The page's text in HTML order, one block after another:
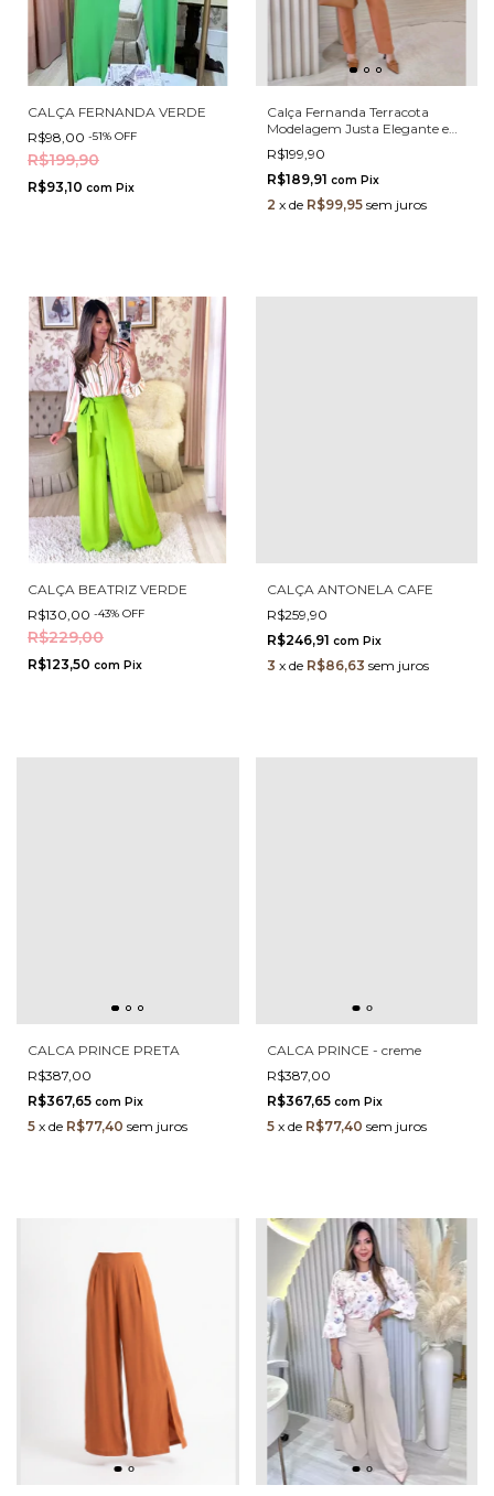
CALÇA FERNANDA VERDE
R$98,00 -51% OFF
R$199,90
R$93,10 com Pix
Calça Fernanda Terracota
Modelagem Justa Elegante e
Moderna
R$199,90
R$189,91 com Pix
2 x de R$99,95 sem juros
CALÇA BEATRIZ VERDE
R$130,00 -43% OFF
R$229,00
R$123,50 com Pix
CALÇA ANTONELA CAFE
R$259,90
R$246,91 com Pix
3 x de R$86,63 sem juros
CALCA PRINCE PRETA
R$387,00
R$367,65 com Pix
5 x de R$77,40 sem juros
CALCA PRINCE - creme
R$387,00
R$367,65 com Pix
5 x de R$77,40 sem juros